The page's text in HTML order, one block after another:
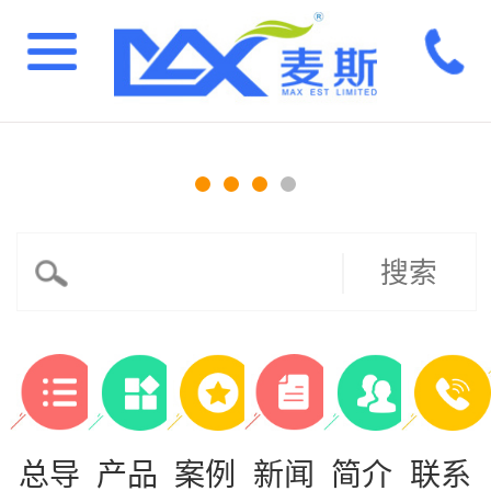
搜索
总导 产品 案例 新闻 简介 联系